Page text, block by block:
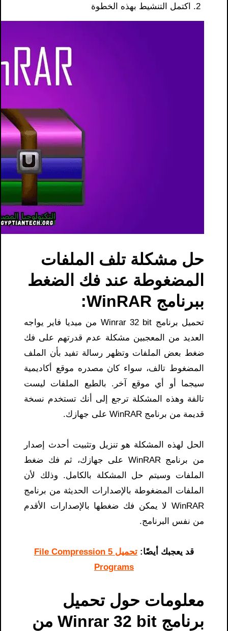
اكتمل التنشيط بهذه الخطوة
حل مشكلة تلف الملفات
المضغوطة عند فك الضغط
ببرنامج WinRAR:
تحميل برنامج Winrar 32 bit من ميديا فاير يواجه
العديد من المعجبين مشكلة عدم قدرتهم على فك
ضغط بعض الملفات وتظهر رسالة تفيد بأن الملف
المضغوط تالف، سواء كان مصدره موقع أكاديمية
سيجما أو أي موقع آخر. بالطبع الملفات ليست
تالفة وهذه المشكلة ترجع إلى أنك تستخدم نسخة
قديمة من برنامج WinRAR على جهازك.
الحل لهذه المشكلة هو تنزيل وتثبيت أحدث إصدار
من برنامج WinRAR على جهازك، ثم فك ضغط
الملفات وسيتم حل المشكلة بالكامل. وذلك لأن
الملفات المضغوطة بالإصدارات الحديثة من برنامج
WinRAR لا يمكن فك ضغطها بالإصدارات الأقدم
من نفس البرنامج.
قد يعجبك أيضًا:
تحميل 5 File Compression
Programs
معلومات حول تحميل
برنامج Winrar 32 bit من